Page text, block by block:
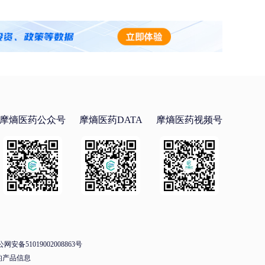
熵医药公众号 摩熵医药DATA 摩熵医药视频号
网安备51019002008863号
品信息